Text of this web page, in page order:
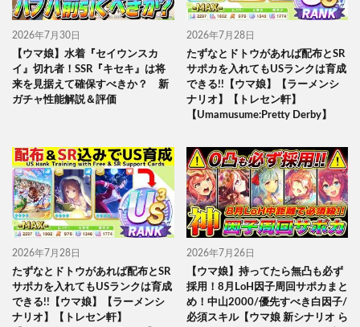
2026年7月30日
【ウマ娘】水着『セイウンスカ
イ』切れ者！SSR『キセキ』は将
来を見据えて確保すべきか？ 新
ガチャ性能解説＆評価
2026年7月28日
たずなとドトウがあれば配布とSR
サポカを入れてもUSランクは育成
できる!!【ウマ娘】【ラーメンシ
ナリオ】【トレセン軒】
【Umamusume:Pretty Derby】
2026年7月28日
たずなとドトウがあれば配布とSR
サポカを入れてもUSランクは育成
できる!!【ウマ娘】【ラーメンシ
ナリオ】【トレセン軒】
2026年7月26日
【ウマ娘】持ってたら無凸も必ず
採用！8月LoH因子周回サポカまと
め！中山2000/優先すべき白因子/
必須スキル【ウマ娘 新シナリオ ら